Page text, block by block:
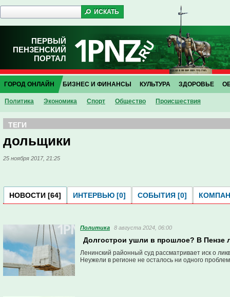
ПЕРВЫЙ
ПЕНЗЕНСКИЙ
ПОРТАЛ
ГОРОД ОНЛАЙН
Политика Экономика Спорт Общество Проиcшествия
БИЗНЕС И ФИНАНСЫ КУЛЬТУРА ЗДОРОВЬЕ
ТЕГИ
дольщики
25 ноября 2017, 21:25
НОВОСТИ [64] ИНТЕРВЬЮ [0] СОБЫТИЯ [0]
Политика 8 августа 2024, 06:00
Долгострои ушли в прошлое? В
Ленинский районный суд рассматривает иск о
Неужели в регионе не осталось ни одного